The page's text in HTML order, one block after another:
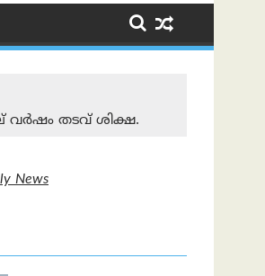
വർഷം തടവ് ശിക്ഷ.
News